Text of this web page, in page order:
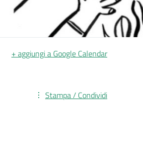
+ aggiungi a Google Calendar
Stampa / Condividi